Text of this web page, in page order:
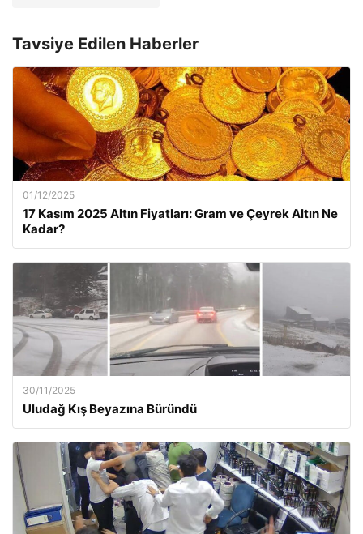
Tavsiye Edilen Haberler
01/12/2025
17 Kasım 2025 Altın Fiyatları: Gram ve Çeyrek Altın Ne
Kadar?
30/11/2025
Uludağ Kış Beyazına Büründü